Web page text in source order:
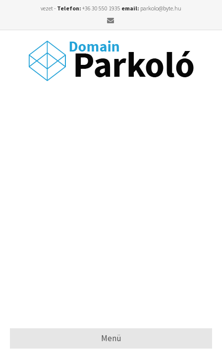
vezet - Telefon: +36 30 550 1935 email: parkolo@byte.hu
Email
Menü